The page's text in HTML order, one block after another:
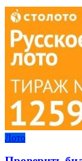
Лото